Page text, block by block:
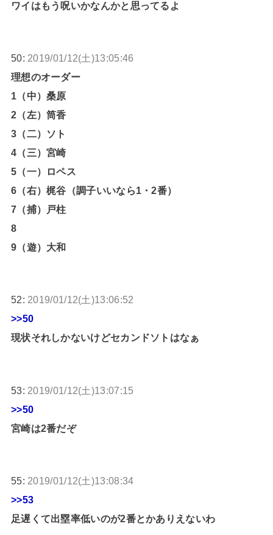
ワイはもう呪いかなんかと思ってるよ
50: 2019/01/12(土)13:05:46
理想のオーダー
1（中）桑原
2（左）筒香
3（二）ソト
4（三）宮崎
5（一）ロペス
6（右）梶谷（調子いいなら1・2番）
7（捕）戸柱
8
9（遊）大和
52: 2019/01/12(土)13:06:52
>>50
現状それしかないけどセカンドソトはなぁ
53: 2019/01/12(土)13:07:15
>>50
宮崎は2番だぞ
55: 2019/01/12(土)13:08:34
>>53
足遅くて出塁率低いのが2番とかありえないわ